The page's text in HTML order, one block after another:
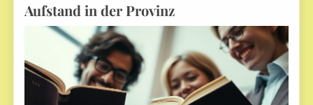
Aufstand in der Provinz